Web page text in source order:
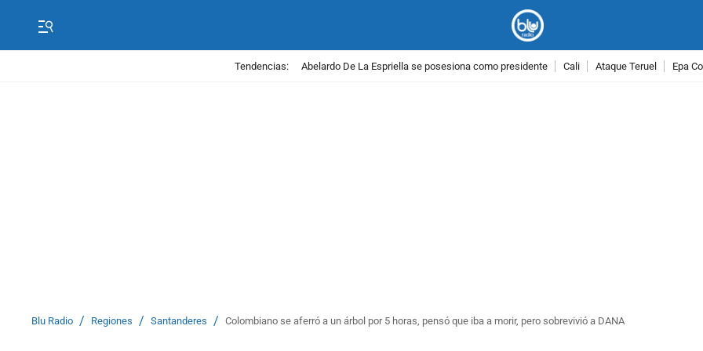
Tendencias: Abelardo De La Espriella se posesiona como presidente Cali Ataque Teruel Epa
Blu Radio / Regiones / Santanderes / Colombiano se aferró a un árbol por 5 horas, pensó que iba a morir, pero sobrevivió a DANA